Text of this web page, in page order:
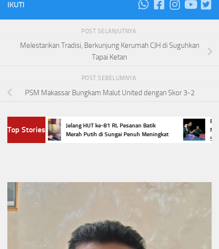
IKUTI
POST SELANJUTNYA
Melestarikan Tradisi, Berkunjung Kerumah CJH di Suguhkan
Tapai Ketan
POST SEBELUMNYA
PSM Makassar Bungkam Malut United dengan Skor 3-2
Top Stories
Jelang HUT ke-81 RI, Pesanan Batik
Merah Putih di Sungai Penuh Meningkat
Empat
Masters